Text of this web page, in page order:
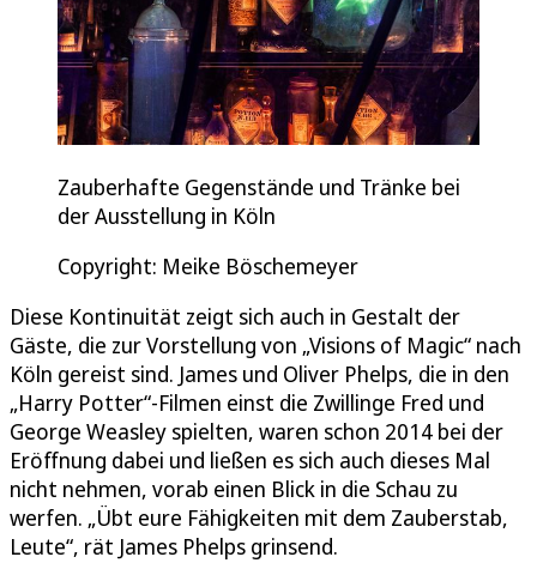
Zauberhafte Gegenstände und Tränke bei
der Ausstellung in Köln
Copyright: Meike Böschemeyer
Diese Kontinuität zeigt sich auch in Gestalt der
Gäste, die zur Vorstellung von „Visions of Magic“ nach
Köln gereist sind. James und Oliver Phelps, die in den
„Harry Potter“-Filmen einst die Zwillinge Fred und
George Weasley spielten, waren schon 2014 bei der
Eröffnung dabei und ließen es sich auch dieses Mal
nicht nehmen, vorab einen Blick in die Schau zu
werfen. „Übt eure Fähigkeiten mit dem Zauberstab,
Leute“, rät James Phelps grinsend.